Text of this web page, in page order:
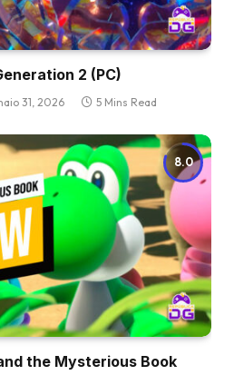
2 (PC)
31, 2026 5 Mins Read
8.0
the Mysterious Book